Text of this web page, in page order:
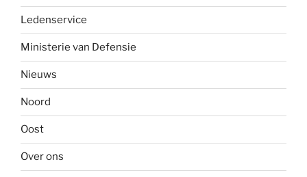
Ledenservice
Ministerie van Defensie
Nieuws
Noord
Oost
Over ons